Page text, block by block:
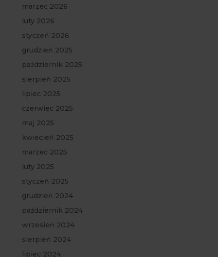
marzec 2026
luty 2026
styczeń 2026
grudzień 2025
październik 2025
sierpień 2025
lipiec 2025
czerwiec 2025
maj 2025
kwiecień 2025
marzec 2025
luty 2025
styczeń 2025
grudzień 2024
październik 2024
wrzesień 2024
sierpień 2024
lipiec 2024